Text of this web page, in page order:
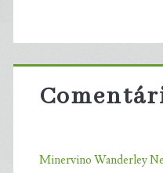
Minervino Wanderley